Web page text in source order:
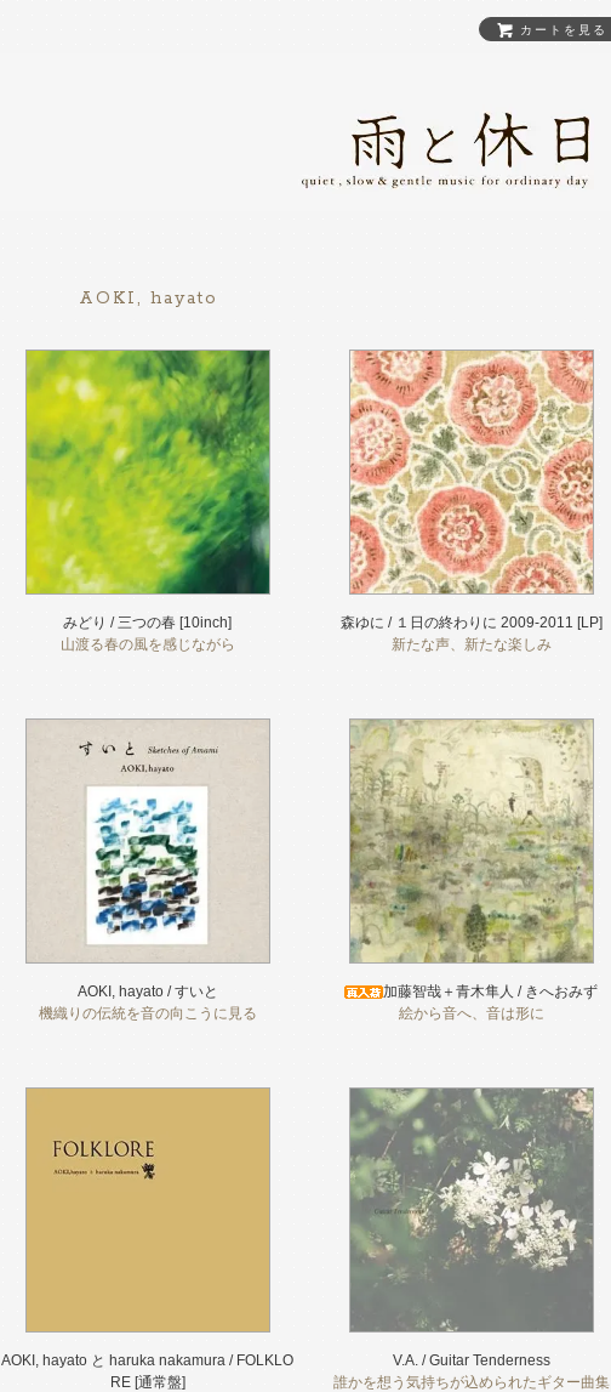
カートを見る
AOKI, hayato
みどり / 三つの春 [10inch]
山渡る春の風を感じながら
森ゆに / １日の終わりに 2009-2011 [LP]
新たな声、新たな楽しみ
AOKI, hayato / すいと
機織りの伝統を音の向こうに見る
加藤智哉＋青木隼人 / きへおみず
絵から音へ、音は形に
AOKI, hayato と haruka nakamura / FOLKLO
RE [通常盤]
V.A. / Guitar Tenderness
誰かを想う気持ちが込められたギター曲集